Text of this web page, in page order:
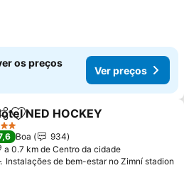
os preços
Ver preços
Adicionar aos favoritos
NED HOCKEY
Boa
934
a 0.7 km de Centro da cidade
Instalações de bem-estar no Zimní stadion